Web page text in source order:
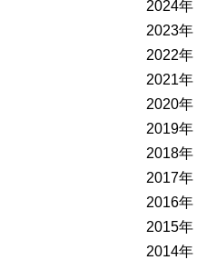
2024年
2023年
2022年
2021年
2020年
2019年
2018年
2017年
2016年
2015年
2014年